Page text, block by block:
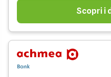
Scopri i